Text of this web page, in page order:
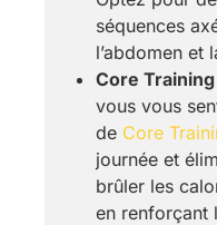
séquences
l’abdomen et
Core
vous vous
de Core
journée et
brûler les
en renforçant